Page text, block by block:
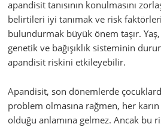
apandisit tanısının konulmasını
belirtileri iyi tanımak ve risk
bulundurmak büyük önem taşır. Yaş,
genetik ve bağışıklık sisteminin
apandisit riskini etkileyebilir.
Apandisit, son dönemlerde
problem olmasına rağmen, her karın
olduğu anlamına gelmez. Ancak bu